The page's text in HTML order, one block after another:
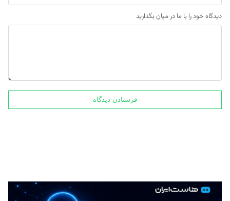
دیدگاه خود را با ما در میان بگذارید